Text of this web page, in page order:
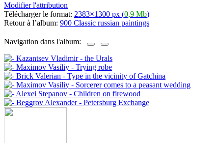
Modifier l'attribution
Télécharger le format: 2383×1300 px (0,9 Mb)
Retour à l’album: 900 Classic russian paintings
Navigation dans l'album: